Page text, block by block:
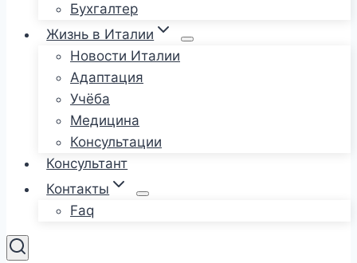
Бухгалтер
Жизнь в Италии
Новости Италии
Адаптация
Учёба
Медицина
Консультации
Консультант
Контакты
Faq